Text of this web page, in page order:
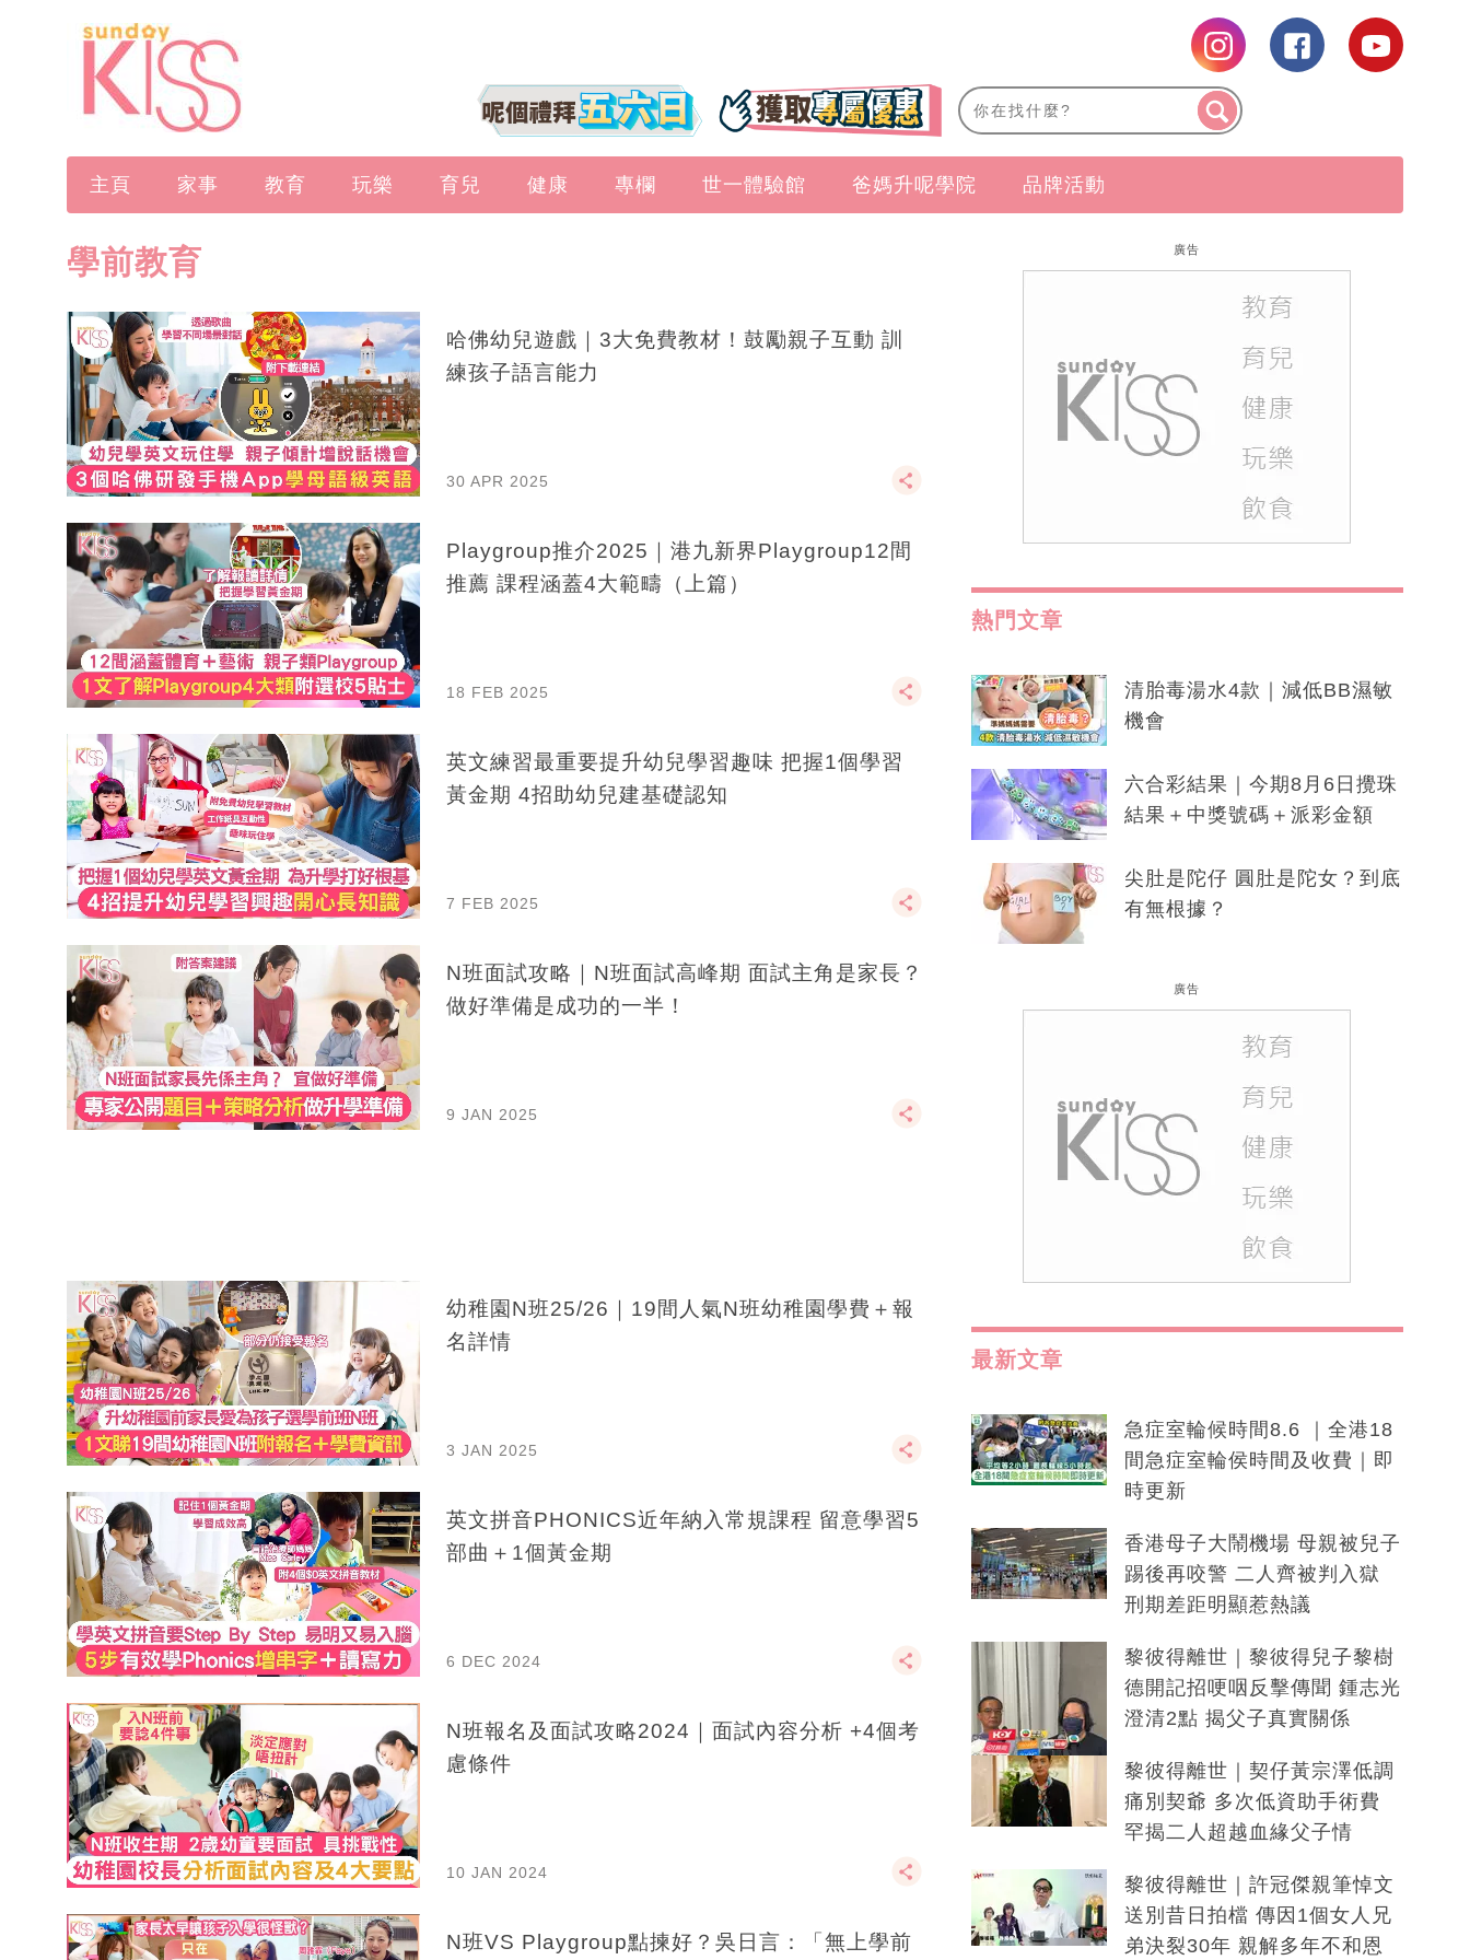
主頁 家事 教育 玩樂 育兒 健康 專欄 世一體驗館 爸媽升呢學院 品牌活動
學前教育
哈佛幼兒遊戲｜3大免費教材！鼓勵親子互動 訓
練孩子語言能力
30 APR 2025
Playgroup推介2025｜港九新界Playgroup12間
推薦 課程涵蓋4大範疇（上篇）
18 FEB 2025
英文練習最重要提升幼兒學習趣味 把握1個學習
黃金期 4招助幼兒建基礎認知
7 FEB 2025
N班面試攻略｜N班面試高峰期 面試主角是家長？
做好準備是成功的一半！
9 JAN 2025
幼稚園N班25/26｜19間人氣N班幼稚園學費＋報
名詳情
3 JAN 2025
英文拼音PHONICS近年納入常規課程 留意學習5
部曲＋1個黃金期
6 DEC 2024
N班報名及面試攻略2024｜面試內容分析 +4個考
慮條件
10 JAN 2024
N班VS Playgroup點揀好？吳日言：「無上學前
廣告
熱門文章
清胎毒湯水4款｜減低BB濕敏
機會
六合彩結果｜今期8月6日攪珠
結果＋中獎號碼＋派彩金額
尖肚是陀仔 圓肚是陀女？到底
有無根據？
廣告
最新文章
急症室輪候時間8.6 ｜全港18
間急症室輪侯時間及收費｜即
時更新
香港母子大鬧機場 母親被兒子
踢後再咬警 二人齊被判入獄
刑期差距明顯惹熱議
黎彼得離世｜黎彼得兒子黎樹
德開記招哽咽反擊傳聞 鍾志光
澄清2點 揭父子真實關係
黎彼得離世｜契仔黃宗澤低調
痛別契爺 多次低資助手術費
罕揭二人超越血緣父子情
黎彼得離世｜許冠傑親筆悼文
送別昔日拍檔 傳因1個女人兄
弟決裂30年 親解多年不和恩